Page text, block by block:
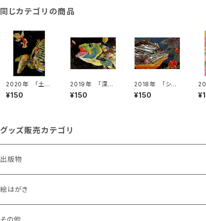
同じカテゴリの商品
2020年 「土竜
[モグラ]」 絵は
がき
¥150
2019年 「深海
の王」絵はがき
¥150
2018年 「ショ
ウズ・カウフィッ
シュ」絵はがき
¥150
い
っ
グッズ販売カテゴリ
出版物
絵はがき
犬
その他